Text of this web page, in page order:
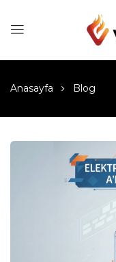
Anasayfa Blog